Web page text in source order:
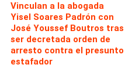
Vinculan a la abogada
Yisel Soares Padrón con
José Youssef Boutros tras
ser decretada orden de
arresto contra el presunto
estafador